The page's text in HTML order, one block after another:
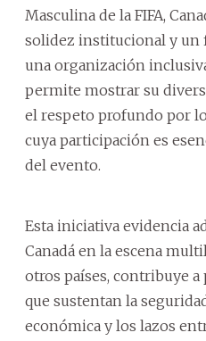
Masculina de la FIFA,
solidez institucional y
una organización
permite mostrar su
el respeto profundo por
cuya participación es
del evento.
Esta iniciativa evidencia
Canadá en la escena
otros países, contribuye
que sustentan la
económica y los lazos